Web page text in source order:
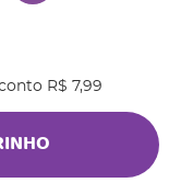
R$ 7,99